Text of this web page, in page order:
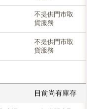
不提供門市取
貨服務
不提供門市取
貨服務
目前尚有庫存